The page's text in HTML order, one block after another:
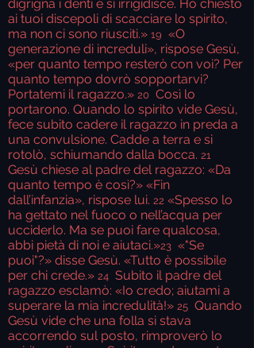
digrigna i denti e si irrigidisce. Ho chiesto
ai tuoi discepoli di scacciare lo spirito,
ma non ci sono riusciti.» 19 «O
generazione di increduli», rispose Gesù,
«per quanto tempo resterò con voi? Per
quanto tempo dovrò sopportarvi?
Portatemi il ragazzo.» 20 Così lo
portarono. Quando lo spirito vide Gesù,
fece subito cadere il ragazzo in preda a
una convulsione. Cadde a terra e si
rotolò, schiumando dalla bocca. 21
Gesù chiese al padre del ragazzo: «Da
quanto tempo è così?» «Fin
dall’infanzia», rispose lui. 22 «Spesso lo
ha gettato nel fuoco o nell’acqua per
ucciderlo. Ma se puoi fare qualcosa,
abbi pietà di noi e aiutaci.»23 «"Se
puoi"?» disse Gesù. «Tutto è possibile
per chi crede.» 24 Subito il padre del
ragazzo esclamò: «Io credo; aiutami a
superare la mia incredulità!» 25 Quando
Gesù vide che una folla si stava
accorrendo sul posto, rimproverò lo